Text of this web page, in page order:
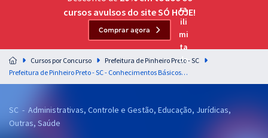
Residências Multiprofissionais
Preparação completa e intensiva para as principais
residências em saúde do Brasil
Assinatura Ilimitada
cursos avulsos do site SÓ HOJE!
Comprar agora
Cursos por Concurso
Prefeitura de Pinheiro Preto - SC
Prefeitura de Pinheiro Preto - SC - Conhecimentos Básicos Comuns para os Cargos de Nível Fundamental com a Equipe Gran (Pós-Edital)
SC - Administrativas, Controle e Gestão, Educação, Jurídicas,
Outras, Saúde